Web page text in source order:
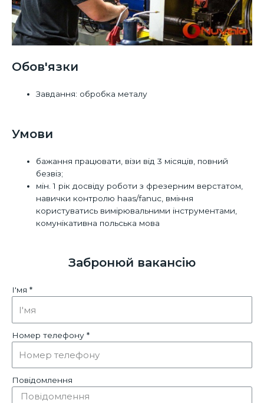
Обов'язки
Завдання: обробка металу
Умови
бажання працювати, візи від 3 місяців, повний
безвіз;
мін. 1 рік досвіду роботи з фрезерним верстатом,
навички контролю haas/fanuc, вміння
користуватись вимірювальними інструментами,
комунікативна польська мова
Забронюй вакансію
І'мя *
Номер телефону *
Повідомлення